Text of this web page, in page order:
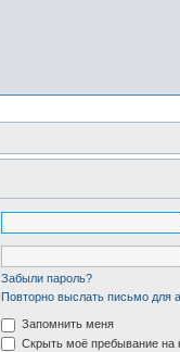
Забыли пароль?
Повторно выслать письмо для
Запомнить меня
Скрыть моё пребывание на